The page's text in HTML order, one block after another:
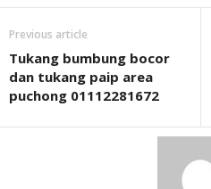
Previous article
Tukang bumbung bocor
dan tukang paip area
puchong 01112281672